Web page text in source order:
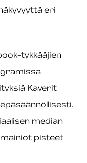
eri
tykkääjien
Kaverit
median
mainiot pisteet